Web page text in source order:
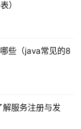
）
些（java常见的8
服务注册与发